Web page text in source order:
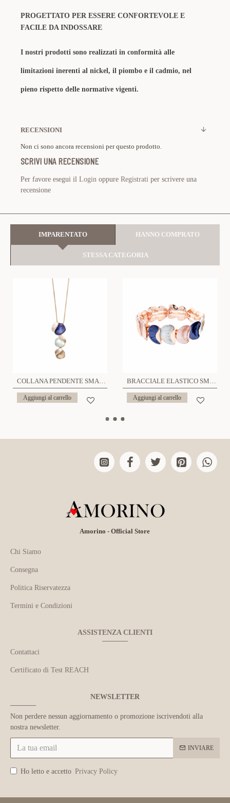
PROGETTATO PER ESSERE CONFORTEVOLE E
FACILE DA INDOSSARE
I nostri prodotti sono realizzati in conformità alle
limitazioni inerenti al nickel, il piombo e il cadmio, nel
pieno rispetto delle normative vigenti.
RECENSIONI
Non ci sono ancora recensioni per questo prodotto.
SCRIVI UNA RECENSIONE
Per favore esegui il Login oppure Registrati per scrivere una
recensione
IMPARENTATO HANNO COMPRATO
STESSA CATEGORIA
COLLANA PENDENTE SMALTATO - SW191216664F73
Aggiungi al carrello
BRACCIALE ELASTICO SMALTATO - SW1972180D30
Aggiungi al carrello
Amorino - Official Store
Chi Siamo
Consegna
Politica Riservatezza
Termini e Condizioni
ASSISTENZA CLIENTI
Contattaci
Certificato di Test REACH
NEWSLETTER
Non perdere nessun aggiornamento o promozione iscrivendoti alla
nostra newsletter.
INVIARE
Ho letto e accetto Privacy Policy